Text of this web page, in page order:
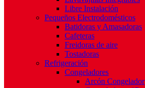
Libre Instalación
Pequeños Electrodomésticos
Batidoras y Amasadoras
Cafeteras
Freidoras de aire
Tostadoras
Refrigeración
Congeladores
Arcón Congelador